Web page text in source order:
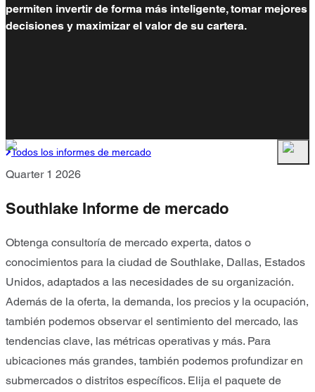
permiten invertir de forma más inteligente, tomar mejores
decisiones y maximizar el valor de su cartera.
Todos los informes de mercado
Quarter 1 2026
Southlake Informe de mercado
Obtenga consultoría de mercado experta, datos o
conocimientos para la ciudad de Southlake, Dallas, Estados
Unidos, adaptados a las necesidades de su organización.
Además de la oferta, la demanda, los precios y la ocupación,
también podemos observar el sentimiento del mercado, las
tendencias clave, las métricas operativas y más. Para
ubicaciones más grandes, también podemos profundizar en
submercados o distritos específicos. Elija el paquete de